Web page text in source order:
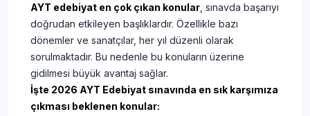
AYT edebiyat en çok çıkan konular , sınavda başarıyı
doğrudan etkileyen başlıklardır. Özellikle bazı
dönemler ve sanatçılar, her yıl düzenli olarak
sorulmaktadır. Bu nedenle bu konuların üzerine
gidilmesi büyük avantaj sağlar.
İşte 2026 AYT Edebiyat sınavında en sık karşımıza
çıkması beklenen konular: